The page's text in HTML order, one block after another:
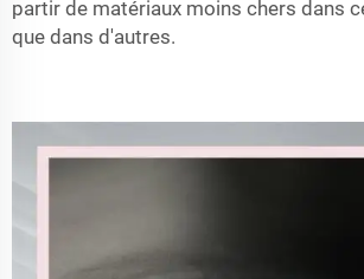
partir de matériaux moins chers dans
que dans d'autres.